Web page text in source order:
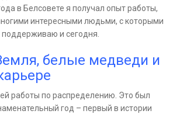
в Белсовете я получал опыт работы,
интересными людьми, с которыми
и сегодня.
белые медведи и
работы по распределению. Это был
год – первый в истории